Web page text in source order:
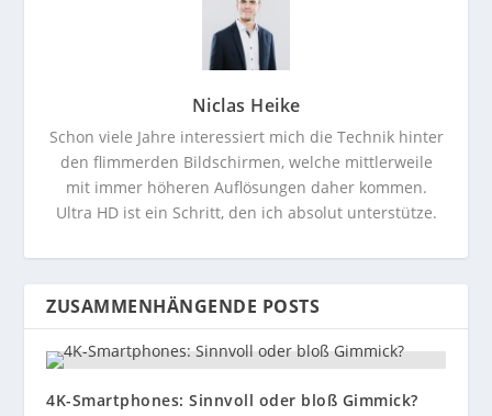
Niclas Heike
Schon viele Jahre interessiert mich die Technik hinter
den flimmerden Bildschirmen, welche mittlerweile
mit immer höheren Auflösungen daher kommen.
Ultra HD ist ein Schritt, den ich absolut unterstütze.
ZUSAMMENHÄNGENDE POSTS
4K-Smartphones: Sinnvoll oder bloß Gimmick?